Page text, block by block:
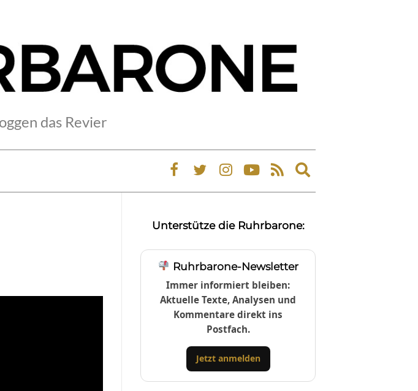
das Revier
Expand
search
Unterstütze die Ruhrbarone:
Ruhrbarone-Newsletter
Immer informiert bleiben:
Aktuelle Texte, Analysen und
Kommentare direkt ins
Postfach.
Jetzt anmelden